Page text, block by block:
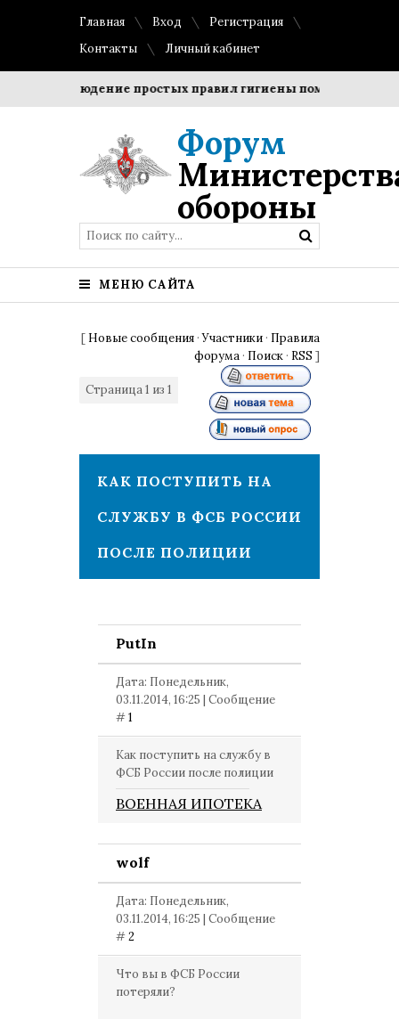
Главная Вход
Регистрация
Контакты
Личный кабинет
Соблюдение простых правил гигиены помогает
Форум
обороны
МЕНЮ САЙТА
[ Новые сообщения ·Участники · Правила
форума · Поиск · RSS ]
Страница1 из 1
КАК ПОСТУПИТЬ НА
СЛУЖБУ В ФСБ РОССИИ
ПОСЛЕ ПОЛИЦИИ
PutIn
Дата: Понедельник,
03.11.2014, 16:25 | Сообщение
#1
Как поступить на службу в
ФСБ России после полиции
ВОЕННАЯ ИПОТЕКА
wolf
Дата: Понедельник,
03.11.2014, 16:25 | Сообщение
#2
Что вы в ФСБ России
потеряли?